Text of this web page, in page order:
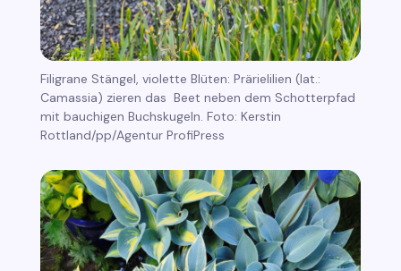
Filigrane Stängel, violette Blüten: Prärielilien (lat.:
Camassia) zieren das Beet neben dem Schotterpfad
mit bauchigen Buchskugeln. Foto: Kerstin
Rottland/pp/Agentur ProfiPress